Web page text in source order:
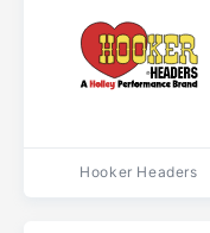
Hooker Headers